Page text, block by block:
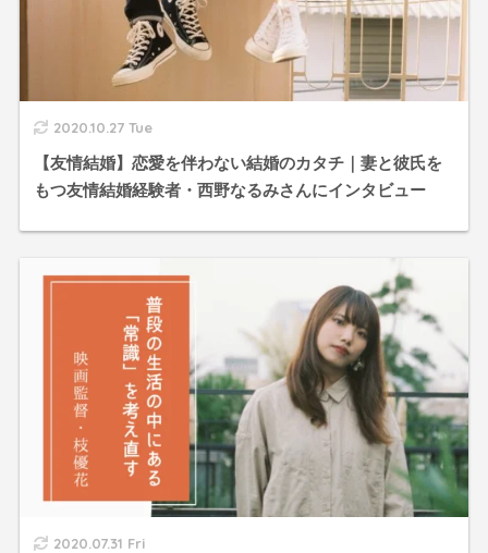
2020.10.27 Tue
【友情結婚】恋愛を伴わない結婚のカタチ｜妻と彼氏を
もつ友情結婚経験者・西野なるみさんにインタビュー
2020.07.31 Fri